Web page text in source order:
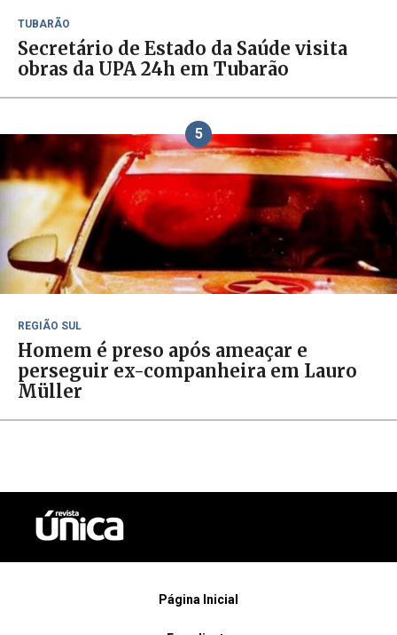
TUBARÃO
Secretário de Estado da Saúde visita
obras da UPA 24h em Tubarão
5
REGIÃO SUL
Homem é preso após ameaçar e
perseguir ex-companheira em Lauro
Müller
Página Inicial